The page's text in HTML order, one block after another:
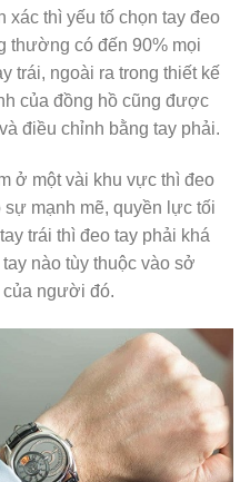
xác thì yếu tố chọn tay đeo
thường có đến 90% mọi
trái, ngoài ra trong thiết kế
của đồng hồ cũng được
điều chỉnh bằng tay phải.
ở một vài khu vực thì đeo
mạnh mẽ, quyền lực tối
trái thì đeo tay phải khá
nào tùy thuộc vào sở
của người đó.